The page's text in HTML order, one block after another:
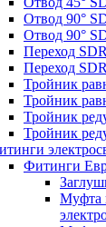
Отвод 90°
Отвод 90°
Переход
Переход
Тройник
Тройник
Тройник
Тройник
Фитинги
Муфта